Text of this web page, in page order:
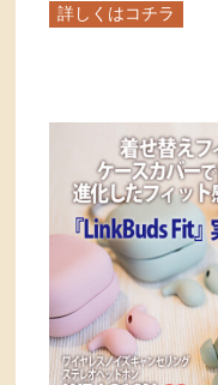
詳しくはコチラ